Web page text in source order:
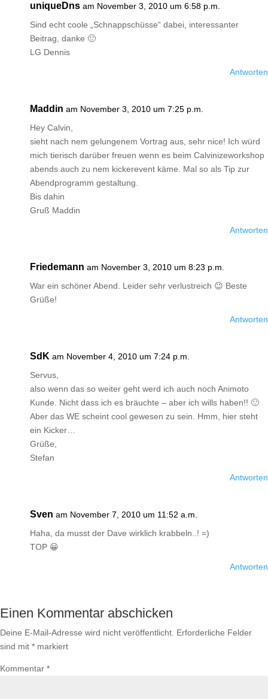
uniqueDns am November 3, 2010 um 6:58 p.m.
Sind echt coole „Schnappschüsse“ dabei, interessanter
Beitrag, danke 🙂
LG Dennis
Antworten
Maddin am November 3, 2010 um 7:25 p.m.
Hey Calvin,
sieht nach nem gelungenem Vortrag aus, sehr nice! Ich würd
mich tierisch darüber freuen wenn es beim Calvinizeworkshop
abends auch zu nem kickerevent käme. Mal so als Tip zur
Abendprogramm gestaltung.
Bis dahin
Gruß Maddin
Antworten
Friedemann am November 3, 2010 um 8:23 p.m.
War ein schöner Abend. Leider sehr verlustreich 😉 Beste
Grüße!
Antworten
SdK am November 4, 2010 um 7:24 p.m.
Servus,
also wenn das so weiter geht werd ich auch noch Animoto
Kunde. Nicht dass ich es bräuchte – aber ich wills haben!! 🙂
Aber das WE scheint cool gewesen zu sein. Hmm, hier steht
ein Kicker…
Grüße,
Stefan
Antworten
Sven am November 7, 2010 um 11:52 a.m.
Haha, da musst der Dave wirklich krabbeln..! =)
TOP 😀
Antworten
Einen Kommentar abschicken
Deine E-Mail-Adresse wird nicht veröffentlicht. Erforderliche Felder
sind mit * markiert
Kommentar *